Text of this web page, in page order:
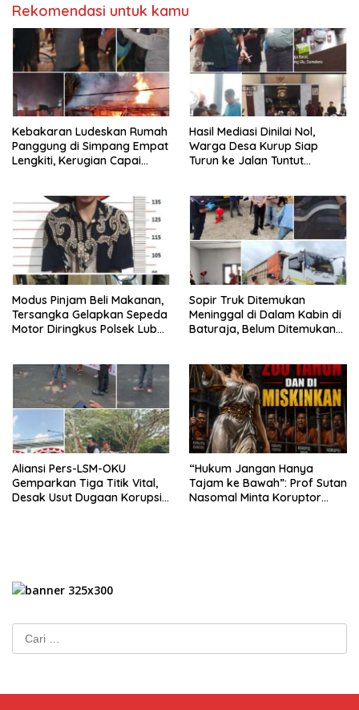
Rekomendasi untuk kamu
Kebakaran Ludeskan Rumah
Panggung di Simpang Empat
Lengkiti, Kerugian Capai
Hasil Mediasi Dinilai Nol,
Warga Desa Kurup Siap
Turun ke Jalan Tuntut
Undang‑Undang
Modus Pinjam Beli Makanan,
Tersangka Gelapkan Sepeda
Motor Diringkus Polsek Lubuk
Sopir Truk Ditemukan
Meninggal di Dalam Kabin di
Baturaja, Belum Ditemukan
Aliansi Pers-LSM-OKU
Gemparkan Tiga Titik Vital,
Desak Usut Dugaan Korupsi
“Hukum Jangan Hanya
Tajam ke Bawah”: Prof Sutan
Nasomal Minta Koruptor
Cari
untuk: